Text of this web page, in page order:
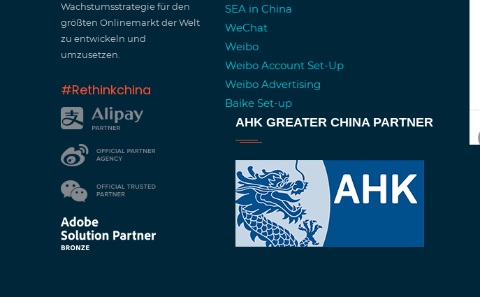
Wachstumsstrategie für den
größten Onlinemarkt der Welt
zu entwickeln und
umzusetzen.
#Rethinkchina
SEA in China
WeChat
Weibo
Weibo Account Set-Up
Weibo Advertising
Baike Set-up
AHK GREATER CHINA PARTNER